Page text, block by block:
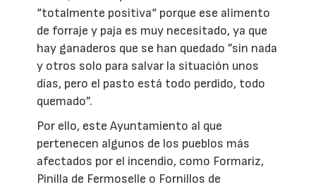
“totalmente positiva“ porque ese alimento
de forraje y paja es muy necesitado, ya que
hay ganaderos que se han quedado ”sin nada
y otros solo para salvar la situación unos
días, pero el pasto está todo perdido, todo
quemado”.
Por ello, este Ayuntamiento al que
pertenecen algunos de los pueblos más
afectados por el incendio, como Formariz,
Pinilla de Fermoselle o Fornillos de